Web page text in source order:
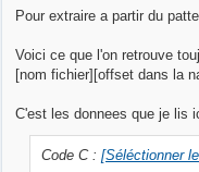
Pour extraire a partir du
Voici ce que l'on retrouve
[nom fichier][offset dans la
C'est les donnees que je lis
Code C : [Séléctionner